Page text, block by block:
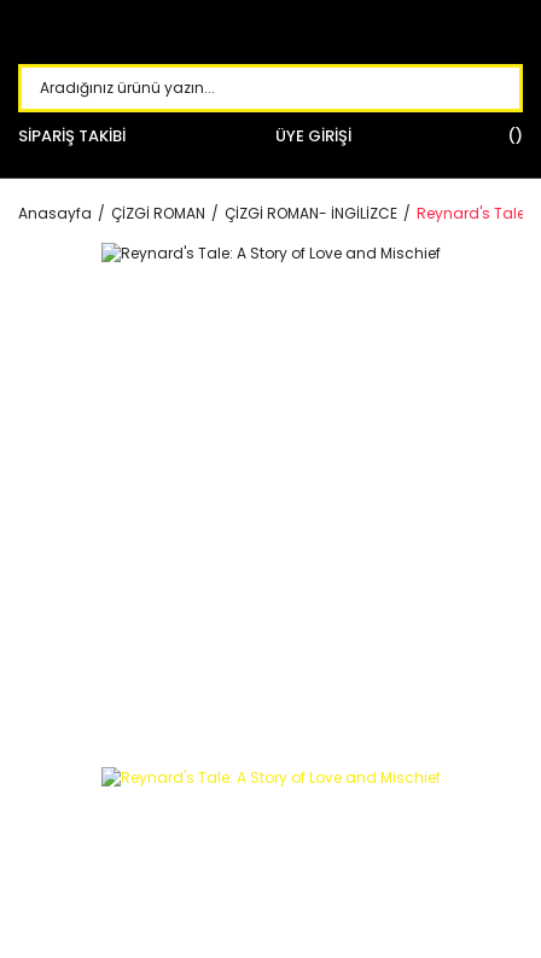
SİPARİŞ TAKİBİ ÜYE GİRİŞİ
Anasayfa ÇİZGİ ROMAN ÇİZGİ ROMAN- İNGİLİZCE Reynard's Tale: